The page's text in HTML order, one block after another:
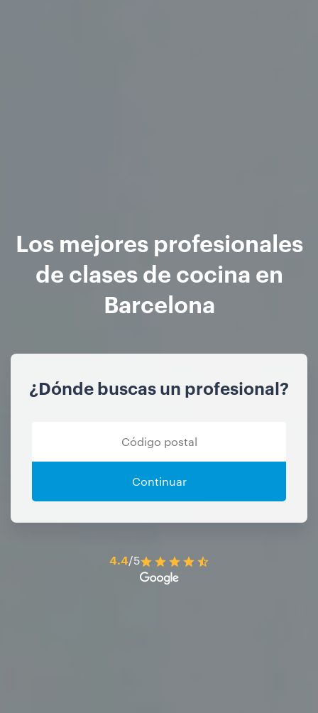
Los mejores profesionales
de clases de cocina en
Barcelona
¿Dónde buscas un profesional?
Continuar
4.4/5